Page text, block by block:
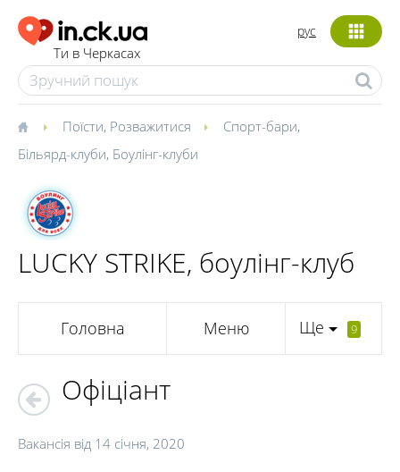
Ти в Черкасах
рус
Поїсти, Розважитися Спорт-бари,
Більярд-клуби, Боулінг-клуби
LUCKY STRIKE, боулінг-клуб
Головна Меню Ще 9
Офіціант
Вакансія від 14 січня, 2020